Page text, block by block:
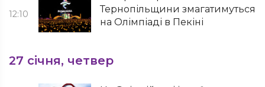
12:10
Тернопільщини змагатимуться
на Олімпіаді в Пекіні
27 січня, четвер